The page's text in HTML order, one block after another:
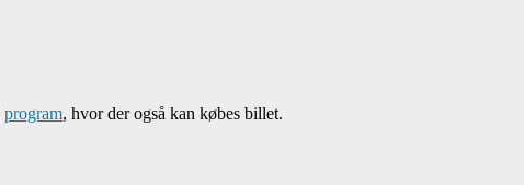
program, hvor der også kan købes billet.